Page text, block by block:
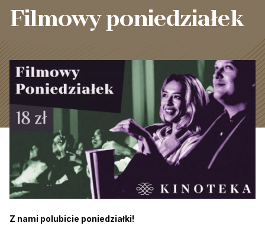
Filmowy poniedziałek
Z nami polubicie poniedziałki!